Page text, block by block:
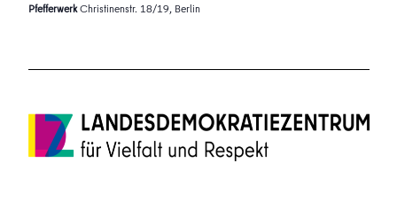
PfefferwerkChristinenstr. 18/19, Berlin